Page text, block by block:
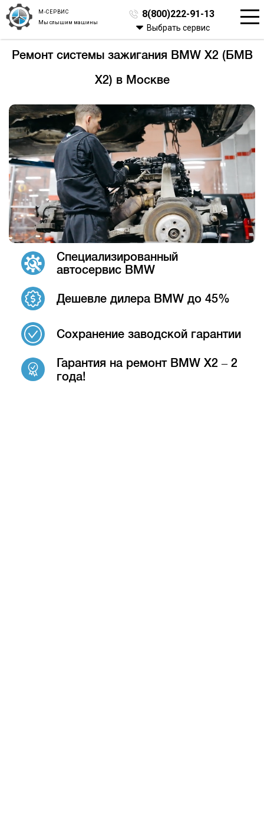
М-СЕРВИС
Мы слышим машины
8(800)222-91-13
Выбрать сервис
Ремонт системы зажигания BMW X2 (БМВ
Х2) в Москве
Специализированный
автосервис BMW
Дешевле дилера BMW до 45%
Сохранение заводской гарантии
Гарантия на ремонт BMW X2 – 2
года!